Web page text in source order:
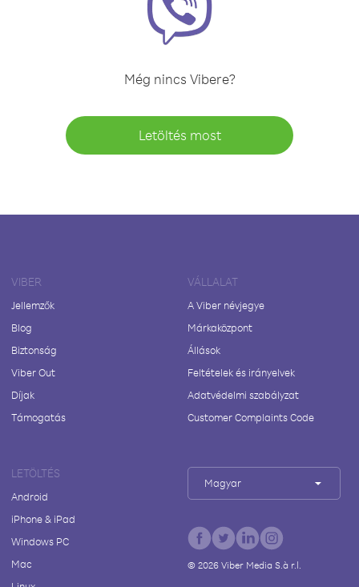
Még nincs Vibere?
Letöltés most
VIBER
Jellemzők
Blog
Biztonság
Viber Out
Díjak
Támogatás
VÁLLALAT
A Viber névjegye
Márkaközpont
Állások
Feltételek és irányelvek
Adatvédelmi szabályzat
Customer Complaints Code
LETÖLTÉS
Android
iPhone & iPad
Windows PC
Mac
Magyar
© 2026Viber Media S.à r.l.